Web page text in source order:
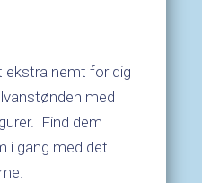
ekstra nemt for dig
med
Find dem
i gang med det